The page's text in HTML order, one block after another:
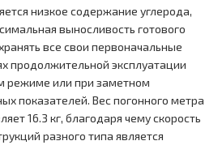
низкое содержание углерода,
выносливость готового
все свои первоначальные
продолжительной эксплуатации
режиме или при заметном
показателей. Вес погонного метра
16.3 кг, благодаря чему скорость
разного типа является